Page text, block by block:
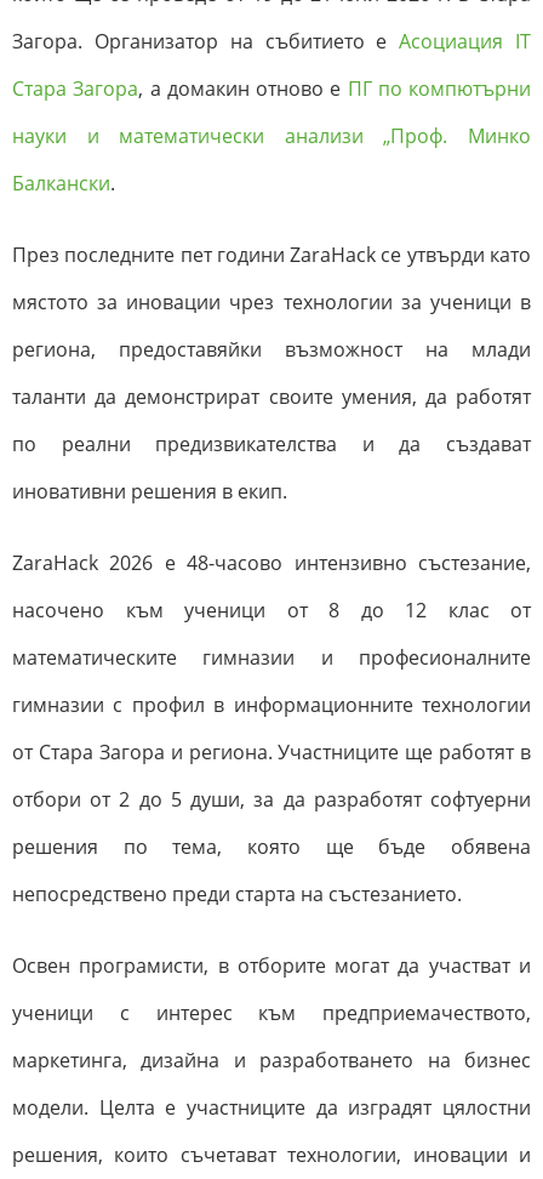
Загора. Организатор на събитието еАсоциация IT
Стара Загора, а домакин отново е ПГ по компютърни
науки и математически анализи „Проф. Минко
Балкански.
През последните пет години ZaraHack се утвърди като
мястото за иновации чрез технологии за ученици в
региона, предоставяйки възможност на млади
таланти да демонстрират своите умения, да работят
по реални предизвикателства и да създават
иновативни решения в екип.
ZaraHack 2026 е 48-часово интензивно състезание,
насочено към ученици от 8 до 12 клас от
математическите гимназии и професионалните
гимназии с профил в информационните технологии
от Стара Загора и региона. Участниците ще работят в
отбори от 2 до 5 души, за да разработят софтуерни
решения по тема, която ще бъде обявена
непосредствено преди старта на състезанието.
Освен програмисти, в отборите могат да участват и
ученици с интерес към предприемачеството,
маркетинга, дизайна и разработването на бизнес
модели. Целта е участниците да изградят цялостни
решения, които съчетават технологии, иновации и